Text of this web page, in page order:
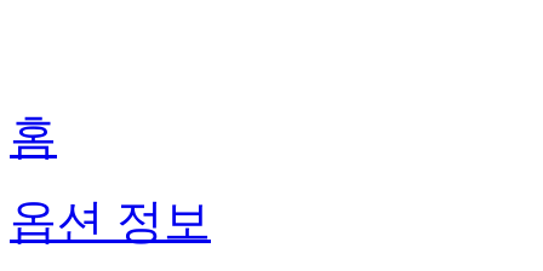
홈
옵션 정보